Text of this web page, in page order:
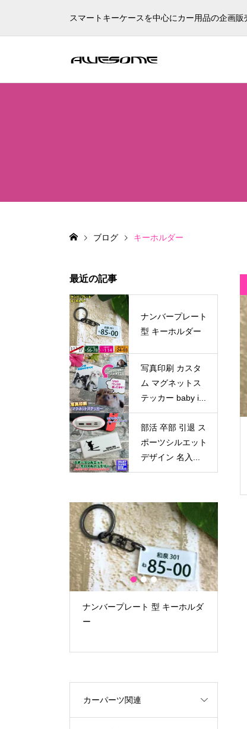
スマートキーケースを中心にカー用品の企画
ブログ キーホルダー
最近の記事
ナンバープレート
型 キーホルダー
写真印刷 カスタ
ム マグネットス
テッカー baby i...
部活 卒部 引退 ス
ポーツシルエット
デザイン 名入...
ナンバープレート 型 キーホルダ
ー
1 2 3
カーパーツ関連